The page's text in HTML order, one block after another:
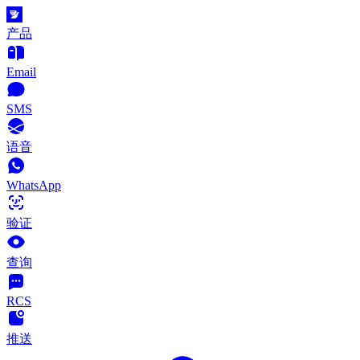
产品
Email
SMS
语音
WhatsApp
验证
查询
RCS
推送